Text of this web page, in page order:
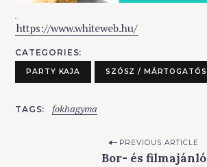
https://www.whiteweb.hu/
CATEGORIES
PARTY KAJA SZÓSZ / MÁRTOGATÓS
TAGS fokhagyma
PREVIOUS ARTICLE
Bor- és filmajánló